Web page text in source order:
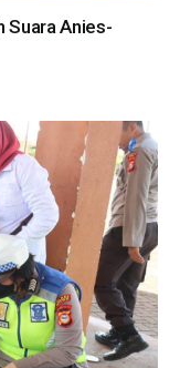
Suara Anies-